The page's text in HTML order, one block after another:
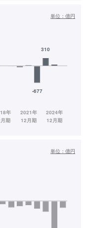
単位： 億円
単位： 億円